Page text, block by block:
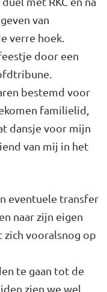
van
verre hoek.
door een
bestemd voor
familielid,
dansje voor mijn
van mij in het
eventuele transfer
naar zijn eigen
vooralsnog op
te gaan tot de
zien we wel